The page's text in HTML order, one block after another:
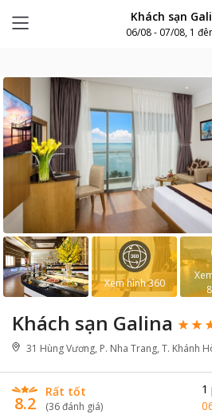
Khách sạn
06/08 - 07/08, 1
Khách sạn Galina
31 Hùng Vương, P. Nha Trang, T. Khánh
8.2
Rất tốt
(36đánh giá)
1
Xem hình 360